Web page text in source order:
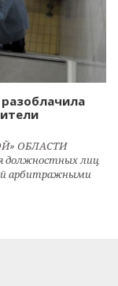
ОБЛАСТИ
должностных лиц
арбитражными